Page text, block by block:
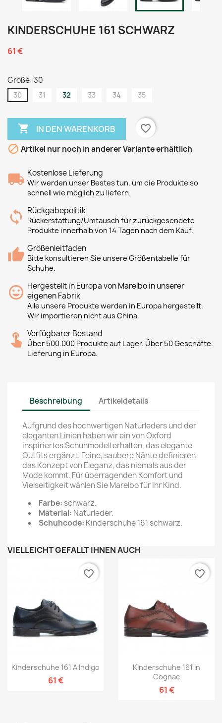
KINDERSCHUHE 161 SCHWARZ
61 €
Größe: 30
30 31 32 33 34 35
 IN DEN WARENKORB
favorite_border
 Artikel nur noch in anderer Variante erhältlich
Kostenlose Lieferung
Wir werden unser Bestes tun, um die Produkte so
schnell wie möglich zu liefern.
Rückgabepolitik
Rückerstattung/Umtausch für zurückgesendete
Produkte innerhalb von 14 Tagen nach dem Kauf.
Größenleitfaden
Bitte konsultieren Sie unsere Größentabelle für
Schuhe.
Hergestellt in Europa von Marelbo in unserer
eigenen Fabrik
Alle unsere Produkte werden in Europa hergestellt.
Wir importieren nicht aus China.
Verfügbarer Bestand
Über 500.000 Produkte auf Lager. Über 50 Geschäfte.
Lieferung in Europa.
Beschreibung Artikeldetails
Aufgrund des hochwertigen Naturleders und der
eleganten Linien haben wir ein von Oxford
inspiriertes Schuhmodell erhalten, das elegante
Outfits ergänzt. Feine, saubere Nähte definieren
das Konzept von Eleganz, das niemals aus der
Mode kommt. Für überragenden Komfort und
Vielseitigkeit wählen Sie Marelbo für Ihr Kind.
Farbe: schwarz.
Material: Naturleder.
Schuhcode: Kinderschuhe 161 schwarz.
VIELLEICHT GEFÄLLT IHNEN AUCH
Kinderschuhe 161 A Indigo
61 €
favorite_border
Kinderschuhe 161 In
Cognac
61 €
favorite_border